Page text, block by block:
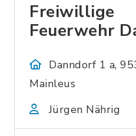
Freiwillige
Feuerwehr
Danndorf 1 a,
Mainleus
Jürgen Nährig